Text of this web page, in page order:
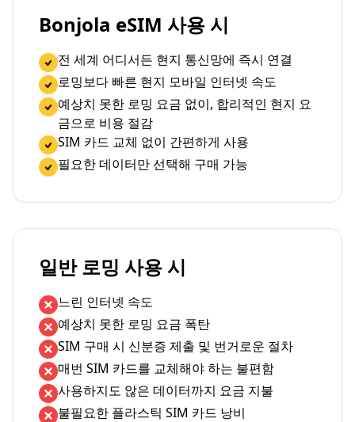
Bonjola eSIM 사용 시
전 세계 어디서든 현지 통신망에 즉시 연결
로밍보다 빠른 현지 모바일 인터넷 속도
예상치 못한 로밍 요금 없이, 합리적인 현지 요
금으로 비용 절감
SIM 카드 교체 없이 간편하게 사용
필요한 데이터만 선택해 구매 가능
일반 로밍 사용 시
느린 인터넷 속도
예상치 못한 로밍 요금 폭탄
SIM 구매 시 신분증 제출 및 번거로운 절차
매번 SIM 카드를 교체해야 하는 불편함
사용하지도 않은 데이터까지 요금 지불
불필요한 플라스틱 SIM 카드 낭비